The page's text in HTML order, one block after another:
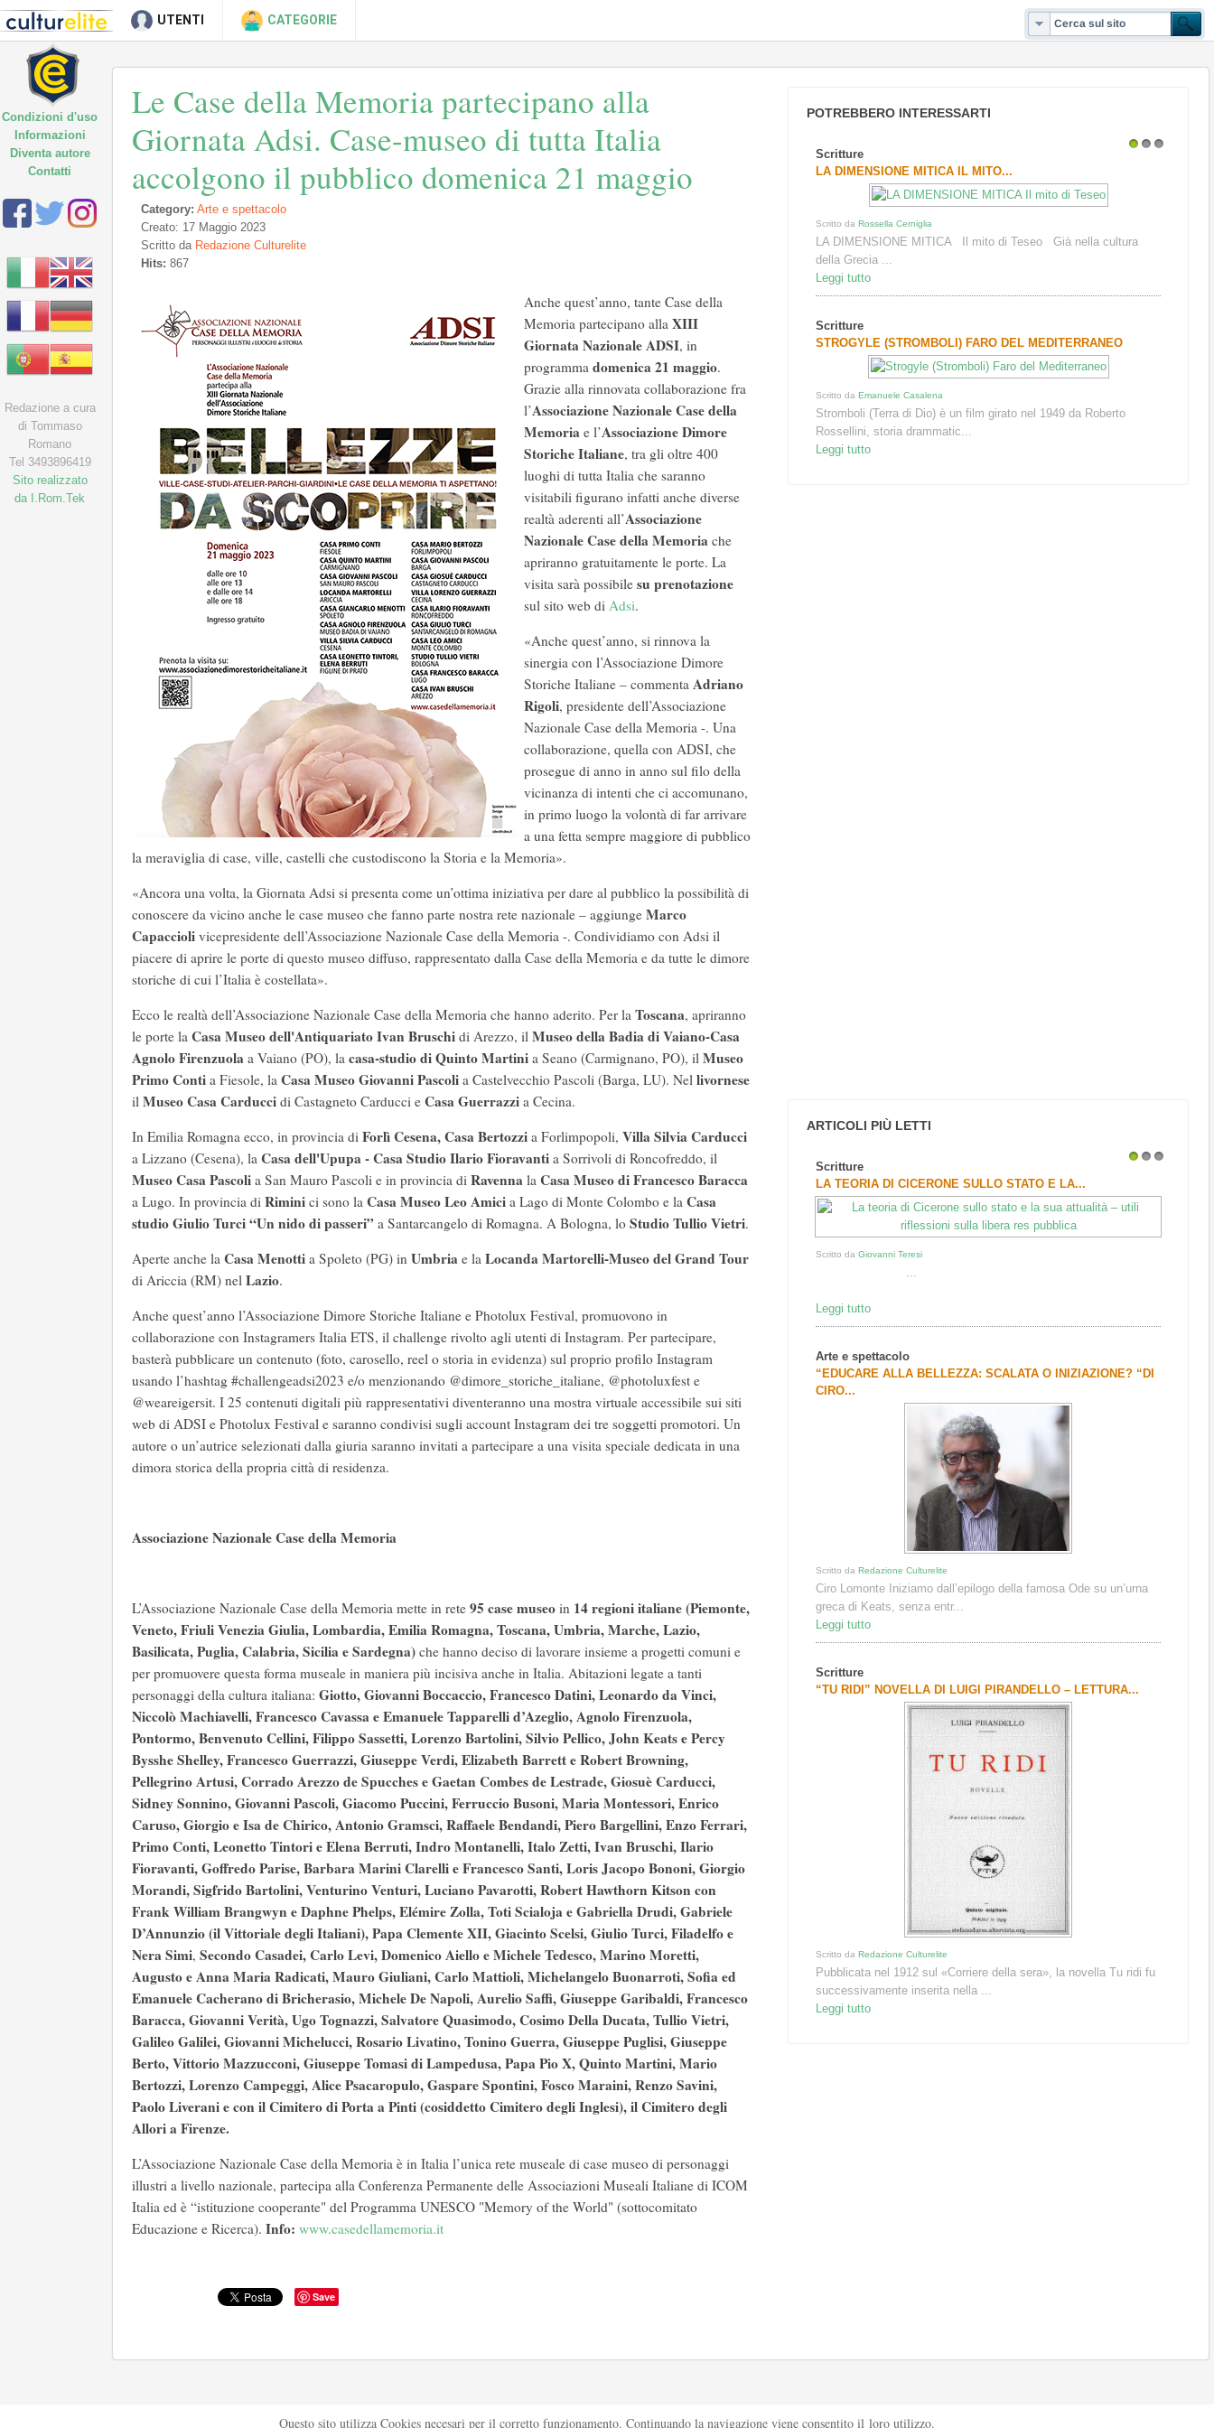
UTENTI CATEGORIE
Le Case della Memoria partecipano alla
Giornata Adsi. Case-museo di tutta Italia
accolgono il pubblico domenica 21 maggio
Category: Arte e spettacolo
Creato: 17 Maggio 2023
Scritto da Redazione Culturelite
Hits: 867
Anche quest’anno, tante Case della
Memoria partecipano alla XIII
Giornata Nazionale ADSI, in
programma domenica 21 maggio.
Grazie alla rinnovata collaborazione fra
l’Associazione Nazionale Case della
Memoria e l’Associazione Dimore
Storiche Italiane, tra gli oltre 400
luoghi di tutta Italia che saranno
visitabili figurano infatti anche diverse
realtà aderenti all’Associazione
NazionaleCase della Memoria che
apriranno gratuitamente le porte. La
visita sarà possibile su prenotazione
sul sito web di Adsi.
«Anche quest’anno, si rinnova la
sinergia con l’Associazione Dimore
Storiche Italiane – commenta Adriano
Rigoli, presidente dell’Associazione
Nazionale Case della Memoria -. Una
collaborazione, quella con ADSI, che
prosegue di anno in anno sul filo della
vicinanza di intenti che ci accomunano,
in primo luogo la volontà di far arrivare
a una fetta sempre maggiore di pubblico
la meraviglia di case, ville, castelli che custodiscono la Storia e la Memoria».
«Ancora una volta, la Giornata Adsi si presenta come un’ottima iniziativa per dare al pubblico la possibilità di
conoscere da vicino anche le case museo che fanno parte nostra rete nazionale – aggiunge Marco
Capaccioli vicepresidente dell’Associazione Nazionale Case della Memoria -. Condividiamo con Adsi il
piacere di aprire le porte di questo museo diffuso, rappresentato dalla Case della Memoria e da tutte le dimore
storiche di cui l’Italia è costellata».
Ecco le realtà dell’Associazione Nazionale Case della Memoria che hanno aderito. Per la Toscana, apriranno
le porte la Casa Museo dell'Antiquariato Ivan Bruschi di Arezzo, il Museo della Badia di Vaiano-Casa
Agnolo Firenzuola a Vaiano (PO), la casa-studio di Quinto Martini a Seano (Carmignano, PO), il Museo
Primo Conti a Fiesole, la Casa Museo Giovanni Pascoli a Castelvecchio Pascoli (Barga, LU). Nel livornese
il Museo Casa Carducci di Castagneto Carducci e Casa Guerrazzi a Cecina.
In Emilia Romagna ecco, in provincia di Forlì Cesena, Casa Bertozzi a Forlimpopoli, Villa Silvia Carducci
a Lizzano (Cesena), la Casa dell'Upupa - Casa Studio Ilario Fioravanti a Sorrivoli di Roncofreddo, il
Museo Casa Pascoli a San Mauro Pascoli e in provincia di Ravenna la Casa Museo di Francesco Baracca
a Lugo. In provincia di Rimini ci sono la Casa Museo Leo Amici a Lago di Monte Colombo e la Casa
studio Giulio Turci “Un nido di passeri” a Santarcangelo di Romagna. A Bologna, lo Studio Tullio Vietri.
Aperte anche la Casa Menotti a Spoleto (PG) in Umbria e la Locanda Martorelli-Museo del Grand Tour
di Ariccia (RM) nel Lazio.
Anche quest’anno l’Associazione Dimore Storiche Italiane e Photolux Festival, promuovono in
collaborazione con Instagramers Italia ETS, il challenge rivolto agli utenti di Instagram. Per partecipare,
basterà pubblicare un contenuto (foto, carosello, reel o storia in evidenza) sul proprio profilo Instagram
usando l’hashtag #challengeadsi2023 e/o menzionando @dimore_storiche_italiane, @photoluxfest e
@weareigersit. I 25 contenuti digitali più rappresentativi diventeranno una mostra virtuale accessibile sui siti
web di ADSI e Photolux Festival e saranno condivisi sugli account Instagram dei tre soggetti promotori. Un
autore o un’autrice selezionati dalla giuria saranno invitati a partecipare a una visita speciale dedicata in una
dimora storica della propria città di residenza.
Associazione Nazionale Case della Memoria
L’Associazione Nazionale Case della Memoria mette in rete 95 case museo in 14 regioni italiane (Piemonte,
Veneto, Friuli Venezia Giulia, Lombardia, Emilia Romagna, Toscana, Umbria, Marche, Lazio,
Basilicata, Puglia, Calabria, Sicilia e Sardegna) che hanno deciso di lavorare insieme a progetti comuni e
per promuovere questa forma museale in maniera più incisiva anche in Italia. Abitazioni legate a tanti
personaggi della cultura italiana: Giotto, Giovanni Boccaccio, Francesco Datini, Leonardo da Vinci,
Niccolò Machiavelli, Francesco Cavassa e Emanuele Tapparelli d’Azeglio, Agnolo Firenzuola,
Pontormo, Benvenuto Cellini, Filippo Sassetti, Lorenzo Bartolini, Silvio Pellico, John Keats e Percy
Bysshe Shelley, Francesco Guerrazzi, Giuseppe Verdi, Elizabeth Barrett e Robert Browning,
Pellegrino Artusi, Corrado Arezzo de Spucches e Gaetan Combes de Lestrade, Giosuè Carducci,
Sidney Sonnino, Giovanni Pascoli, Giacomo Puccini, Ferruccio Busoni, Maria Montessori, Enrico
Caruso, Giorgio e Isa de Chirico, Antonio Gramsci, Raffaele Bendandi, Piero Bargellini, Enzo Ferrari,
Primo Conti, Leonetto Tintori e Elena Berruti, Indro Montanelli, Italo Zetti, Ivan Bruschi, Ilario
Fioravanti, Goffredo Parise, Barbara Marini Clarelli e Francesco Santi, Loris Jacopo Bononi, Giorgio
Morandi, Sigfrido Bartolini, Venturino Venturi, Luciano Pavarotti, Robert Hawthorn Kitson con
Frank William Brangwyn e Daphne Phelps, Elémire Zolla, Toti Scialoja e Gabriella Drudi, Gabriele
D’Annunzio (il Vittoriale degli Italiani), Papa Clemente XII, Giacinto Scelsi, Giulio Turci, Filadelfo e
Nera Simi, Secondo Casadei, Carlo Levi, Domenico Aiello e Michele Tedesco, Marino Moretti,
Augusto e Anna Maria Radicati, Mauro Giuliani, Carlo Mattioli, Michelangelo Buonarroti, Sofia ed
Emanuele Cacherano di Bricherasio, Michele De Napoli, Aurelio Saffi, Giuseppe Garibaldi, Francesco
Baracca, Giovanni Verità, Ugo Tognazzi, Salvatore Quasimodo, Cosimo Della Ducata, Tullio Vietri,
Galileo Galilei, Giovanni Michelucci, Rosario Livatino, Tonino Guerra, Giuseppe Puglisi, Giuseppe
Berto, Vittorio Mazzucconi, Giuseppe Tomasi di Lampedusa, Papa Pio X, Quinto Martini, Mario
Bertozzi, Lorenzo Campeggi, Alice Psacaropulo, Gaspare Spontini, Fosco Maraini, Renzo Savini,
Paolo Liverani e con il Cimitero di Porta a Pinti (cosiddetto Cimitero degli Inglesi), il Cimitero degli
Allori a Firenze.
L’Associazione Nazionale Case della Memoria è in Italia l’unica rete museale di case museo di personaggi
illustri a livello nazionale, partecipa alla Conferenza Permanente delle Associazioni Museali Italiane di ICOM
Italia ed è “istituzione cooperante" del Programma UNESCO "Memory of the World" (sottocomitato
Educazione e Ricerca). Info: www.casedellamemoria.it
Save
POTREBBERO INTERESSARTI
Scritture
LA DIMENSIONE MITICA IL MITO...
Scritto daRossella Cerniglia
LA DIMENSIONE MITICA Il mito di Teseo Già nella cultura
della Grecia ...
Leggi tutto
Scritture
STROGYLE (STROMBOLI) FARO DEL MEDITERRANEO
Scritto daEmanuele Casalena
Stromboli (Terra di Dio) è un film girato nel 1949 da Roberto
Rossellini, storia drammatic...
Leggi tutto
ARTICOLI PIÙ LETTI
Scritture
LA TEORIA DI CICERONE SULLO STATO E LA...
Scritto daGiovanni Teresi
...
Leggi tutto
Arte e spettacolo
“EDUCARE ALLA BELLEZZA: SCALATA O INIZIAZIONE? “DI
CIRO...
Scritto daRedazione Culturelite
Ciro Lomonte Iniziamo dall’epilogo della famosa Ode su un’urna
greca di Keats, senza entr...
Leggi tutto
Scritture
“TU RIDI” NOVELLA DI LUIGI PIRANDELLO – LETTURA...
Scritto daRedazione Culturelite
Pubblicata nel 1912 sul «Corriere della sera», la novella Tu ridi fu
successivamente inserita nella ...
Leggi tutto
Condizioni d'uso
Informazioni
Diventa autore
Contatti
Redazione a cura
di Tommaso
Romano
Tel 3493896419
Sito realizzato
da I.Rom.Tek
Questo sito utilizza Cookies necesari per il corretto funzionamento. Continuando la navigazione viene consentito il loro utilizzo.